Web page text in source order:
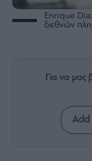
ESG
Today
Συνεντεύξεις
Enrique
διεθνών
Για να μας
Add